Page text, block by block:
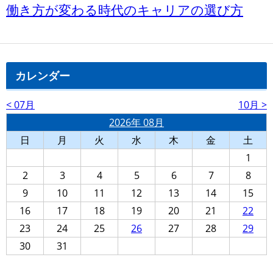
働き方が変わる時代のキャリアの選び方
カレンダー
< 07月
10月 >
2026年 08月
日
月 火 水 木 金
土
1
2
3 4 5 6 7
8
9
10 11 12 13 14
15
16
17 18 19 20 21
22
23
24 25 26 27 28
29
30
31